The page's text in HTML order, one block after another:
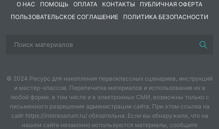
О НАС ПОМОЩЬ ОПЛАТА КОНТАКТЫ
ПУБЛИЧНАЯ ОФЕРТА
ПОЛЬЗОВАТЕЛЬСКОЕ СОГЛАШЕНИЕ
ПОЛИТИКА БЕЗОПАСНОСТИ
© 2024 Ресурс для накопления первоклассных сценариев, инструкций
и мастер-классов. Перепечатка материалов и использование их в
любой форме, в том числе и в электронных СМИ, возможны только с
письменного разрешения администрации сайта. При этом ссылка на
сайт https://interesarium.ru/ обязательна. Если вы обнаружили, что на
нашем сайте незаконно используются материалы, сообщите